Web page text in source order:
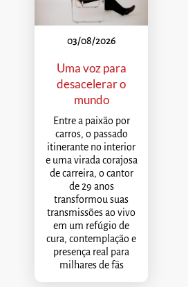
03/08/2026
Uma voz para
desacelerar o
mundo
Entre a paixão por
carros, o passado
itinerante no interior
e uma virada corajosa
de carreira, o cantor
de 29 anos
transformou suas
transmissões ao vivo
em um refúgio de
cura, contemplação e
presença real para
milhares de fãs